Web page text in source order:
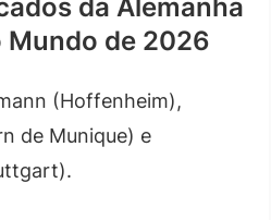
da Alemanha
Mundo de 2026
(Hoffenheim),
de Munique) e